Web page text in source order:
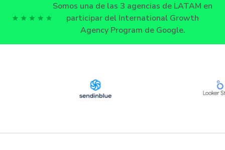
Somos una de las 3 agencias de LATAM en
participar del International Growth
Agency Program de Google.